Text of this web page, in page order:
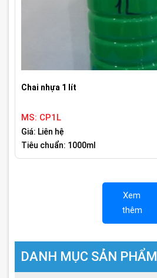
Chai nhựa 1 lít
MS: CP1L
Giá: Liên hệ
Tiêu chuẩn: 1000ml
Xem
thêm
DANH MỤC SẢN PHẨM